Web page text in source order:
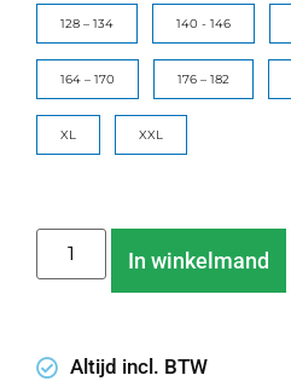
128 – 134 140 - 146
164 – 170 176 – 182
XL XXL
In winkelmand
Altijd incl. BTW